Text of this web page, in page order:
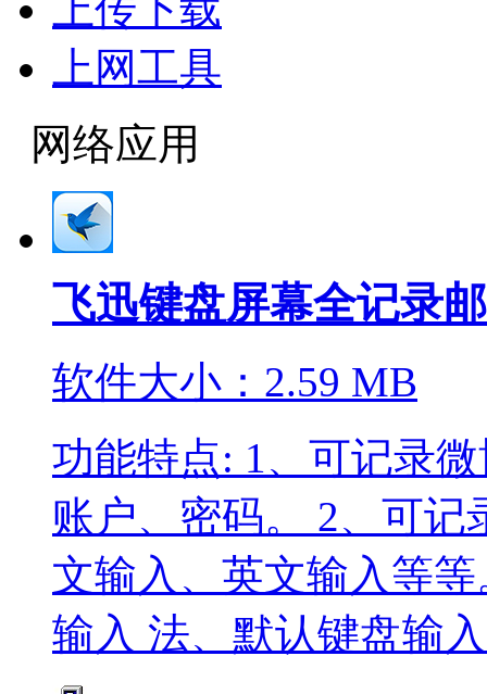
上网工具
网络应用
飞迅键盘屏幕全记录
软件大小：2.59 MB
功能特点: 1、可记录
账户、密码。 2、可
文输入、英文输入等
输入 法、默认键盘输